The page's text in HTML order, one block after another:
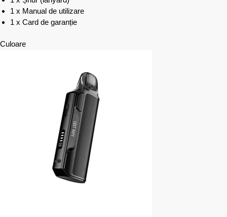
1 x Manual de utilizare
1 x Card de garanție
Culoare